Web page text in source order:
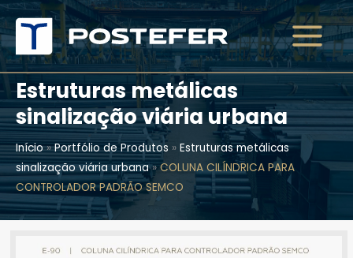
Ir
para
o
conteúdo
Estruturas metálicas
sinalização viária urbana
Início»Portfólio de Produtos » Estruturas metálicas
sinalização viária urbana»COLUNA CILÍNDRICA PARA
CONTROLADOR PADRÃO SEMCO